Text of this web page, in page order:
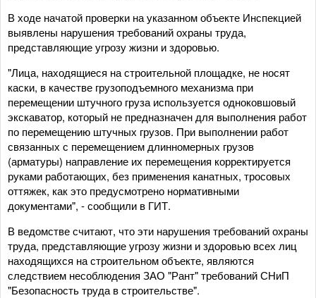
В ходе начатой проверки на указанном объекте Инспекцией
выявлены нарушения требований охраны труда,
представляющие угрозу жизни и здоровью.
"Лица, находящиеся на строительной площадке, не носят
каски, в качестве грузоподъемного механизма при
перемещении штучного груза используется одноковшовый
экскаватор, который не предназначен для выполнения работ
по перемещению штучных грузов. При выполнении работ
связанных с перемещением длинномерных грузов
(арматуры) направление их перемещения корректируется
руками работающих, без применения канатных, тросовых
оттяжек, как это предусмотрено нормативными
документами", - сообщили в ГИТ.
В ведомстве считают, что эти нарушения требований охраны
труда, представляющие угрозу жизни и здоровью всех лиц
находящихся на строительном объекте, являются
следствием несоблюдения ЗАО "Рант" требований СНиП
"Безопасность труда в строительстве".